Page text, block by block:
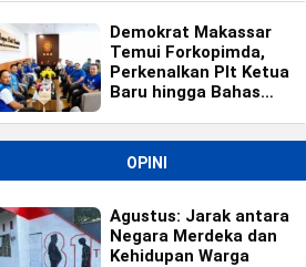
Demokrat Makassar
Temui Forkopimda,
Perkenalkan Plt Ketua
Baru hingga Bahas
OPINI
Agustus: Jarak antara
Negara Merdeka dan
Kehidupan Warga